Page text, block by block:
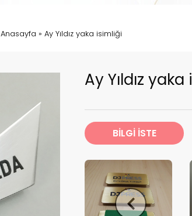
Anasayfa » Ay Yıldız yaka isimliği
Ay Yıldız
BİLGİ İSTE